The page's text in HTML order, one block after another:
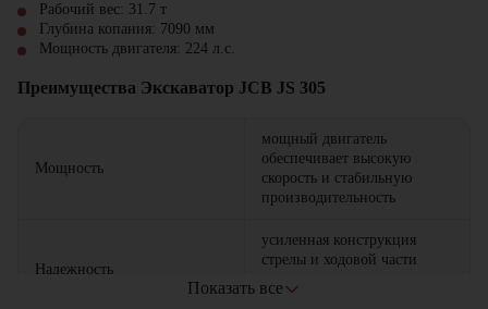
Рабочий вес: 31.7 т
Глубина копания: 7090 мм
Мощность двигателя: 224 л.с.
Преимущества Экскаватор JCB JS 305
Мощность
мощный двигатель
обеспечивает высокую
скорость и стабильную
производительность
Надежность
усиленная конструкция
стрелы и ходовой части
стойкость к нагрузкам
Показать все